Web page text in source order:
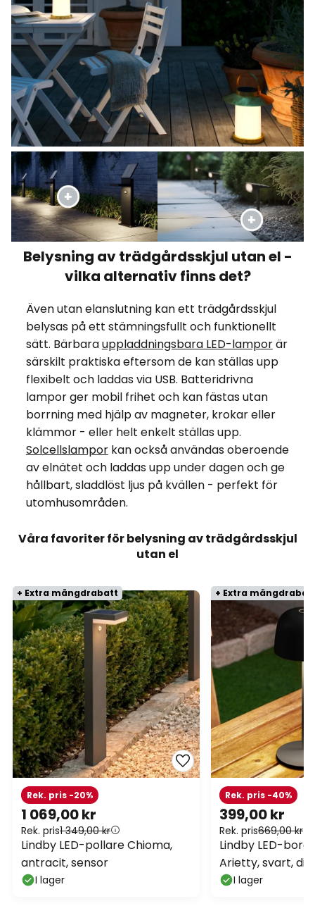
Belysning av trädgårdsskjul utan el -
vilka alternativ finns det?
Även utan elanslutning kan ett trädgårdsskjul
belysas på ett stämningsfullt och funktionellt
sätt. Bärbarauppladdningsbara LED-lamporär
särskilt praktiska eftersom de kan ställas upp
flexibelt och laddas via USB. Batteridrivna
lampor ger mobil frihet och kan fästas utan
borrning med hjälp av magneter, krokar eller
klämmor - eller helt enkelt ställas upp.
Solcellslamporkan också användas oberoende
av elnätet och laddas upp under dagen och ge
hållbart, sladdlöst ljus på kvällen - perfekt för
utomhusområden.
Våra favoriter för belysning av trädgårdsskjul
utan el
+ Extra mängdrabatt
1 069,00 kr
Rek. pris1 349,00 kr
Rek. pris -20%
Lindby LED-pollare Chioma,
antracit, sensor
I lager
+ Extra
399,00 kr
Rek. pris669,00 kr
Rek. pris -40%
Lindby LED-
Arietty, svart,
I lager